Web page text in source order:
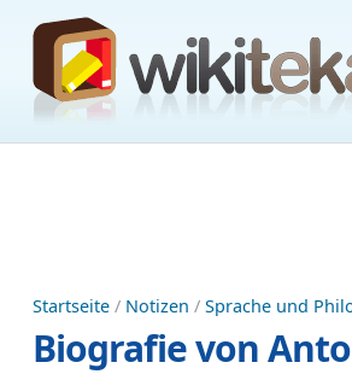
Startseite / Notizen / Sprache und
Biografie von